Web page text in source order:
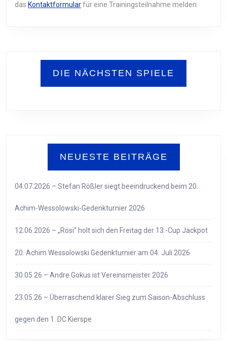
das Kontaktformularfür eine Trainingsteilnahme melden.
DIE NÄCHSTEN SPIELE
NEUESTE BEITRÄGE
04.07.2026 – Stefan Rößler siegt beeindruckend beim 20.
Achim-Wessolowski-Gedenkturnier 2026
12.06.2026 – „Rösi“ holt sich den Freitag der 13.-Cup Jackpot
20. Achim Wessolowski Gedenkturnier am 04. Juli 2026
30.05.26 – Andre Gokus ist Vereinsmeister 2026
23.05.26 – Überraschend klarer Sieg zum Saison-Abschluss
gegen den 1. DC Kierspe